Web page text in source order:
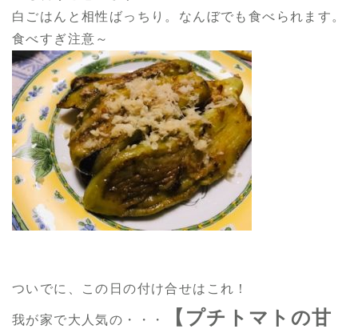
白ごはんと相性ばっちり。なんぼでも食べられます。
食べすぎ注意～
ついでに、この日の付け合せはこれ！
我が家で大人気の・・・
【プチトマトの甘